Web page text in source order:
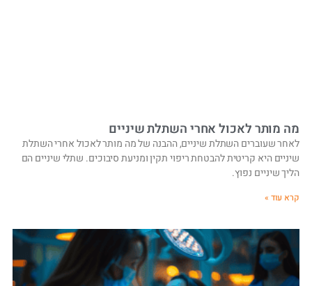
מה מותר לאכול אחרי השתלת שיניים
לאחר שעוברים השתלת שיניים, ההבנה של מה מותר לאכול אחרי השתלת
שיניים היא קריטית להבטחת ריפוי תקין ומניעת סיבוכים. שתלי שיניים הם
הליך שיניים נפוץ.
קרא עוד »